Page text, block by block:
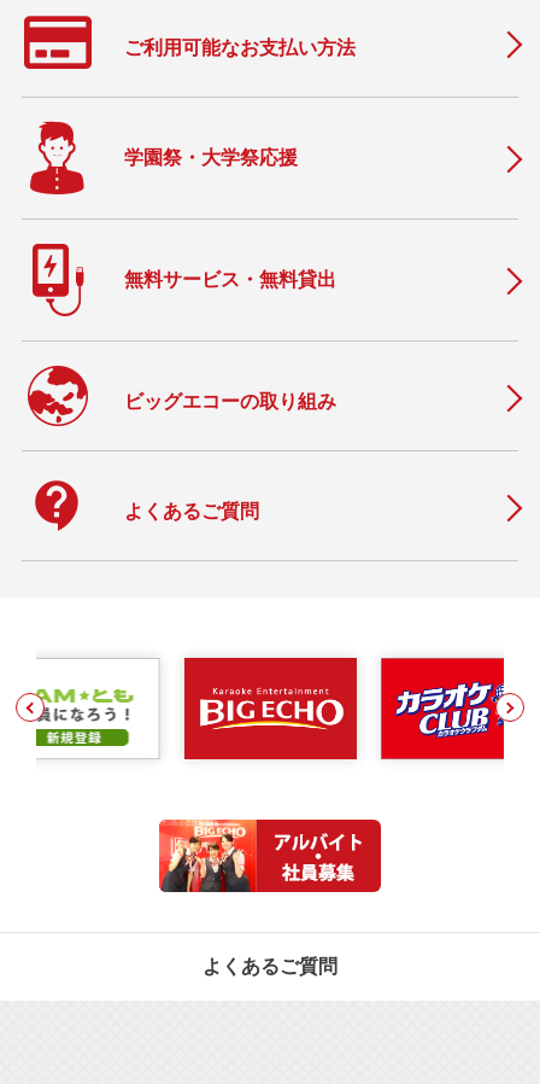
ご利用可能なお支払い方法
学園祭・大学祭応援
無料サービス・無料貸出
ビッグエコーの取り組み
contact_support よくあるご質問
よくあるご質問